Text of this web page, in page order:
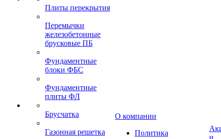
Плиты перекрытия
Перемычки
железобетонные
брусковые ПБ
Фундаментные
блоки ФБС
Фундаментные
плиты ФЛ
Брусчатка
Газонная решетка
О компании
Политика
и